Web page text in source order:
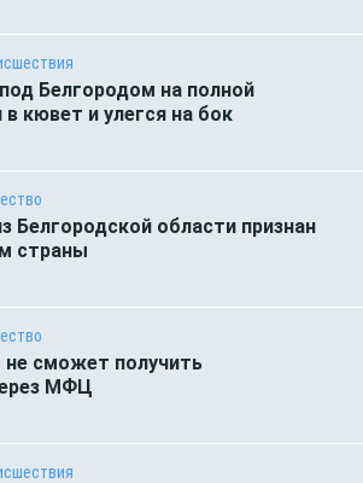
Белгородом на полной
кювет и улегся на бок
Белгородской области признан
страны
не сможет получить
МФЦ